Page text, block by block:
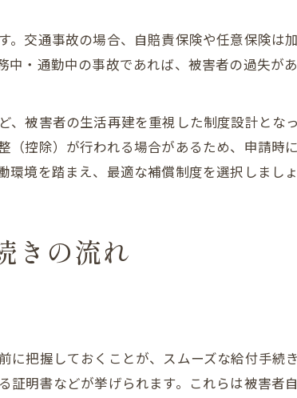
。交通事故の場合、自賠責保険や任意保険は
・通勤中の事故であれば、被害者の過失が
、被害者の生活再建を重視した制度設計とな
控除）が行われる場合があるため、申請時
境を踏まえ、最適な補償制度を選択しまし
きの流れ
把握しておくことが、スムーズな給付手続
明書などが挙げられます。これらは被害者